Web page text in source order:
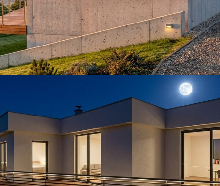
Zastavovacie štúdie